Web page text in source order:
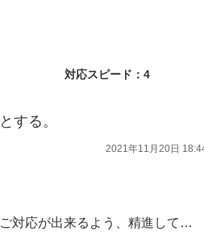
対応スピード：4
する。
2021年11月20日
お願い致します。またのご利用お待ちしております。